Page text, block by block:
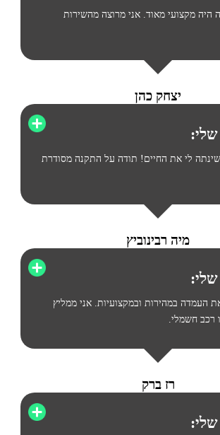
היה מקצועי מאוד. אני מרוצה מהשירות
יצחק כהן
לי את החיים! תודה על התקנה מסודרת
מיה רבינוביץ
העמדה במהירות ובמקצועיות. אני ממליץ
רכב חשמלי.
רז ברק